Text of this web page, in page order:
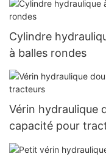
Cylindre
à balles rondes
Vérin hydraulique
capacité pour